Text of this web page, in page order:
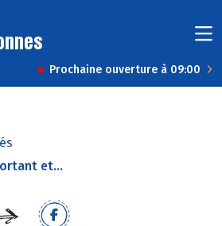
Prochaine ouverture à 09:00
et...